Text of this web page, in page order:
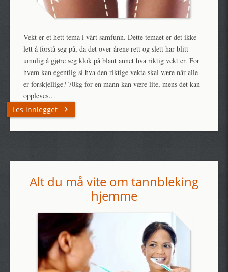
Vekt er et hett tema i vårt samfunn. Dette temaet er det ikke
lett å forstå seg på, da det over årene rett og slett har blitt
umulig å gjøre seg klok på blant annet hva riktig vekt er. For
hvem kan egentlig si hva den riktige vekta skal være når alle
er forskjellige? 70kg for en mann kan være lite, mens det kan
oppleves…
Les innlegget
Alt du må vite om tannbleking
hjemme